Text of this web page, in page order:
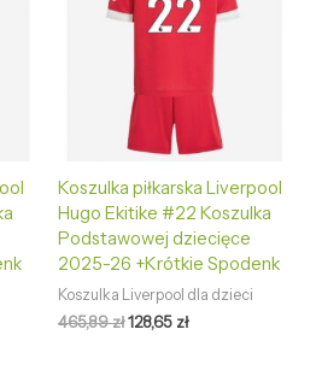
Koszulka piłkarska Liverpool
Hugo Ekitike #22 Koszulka
Podstawowej dziecięce
2025-26 +Krótkie Spodenk
Koszulka Liverpool dla dzieci
465,89zł128,65 zł